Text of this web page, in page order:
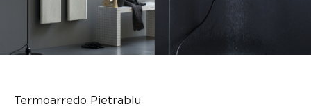
Termoarredo Pietrablu